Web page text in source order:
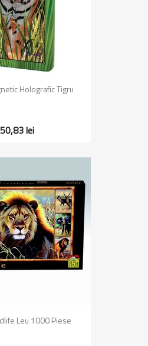
rapida
Holografic Tigru
50,83 lei
rapida
Leu 1000 Piese